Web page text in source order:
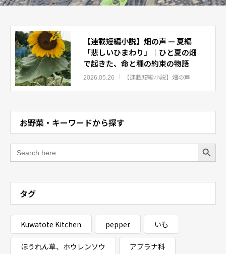
【連載短編小説】畑の声 — 夏編
「悲しいひまわり」｜ひと夏の畑
で起きた、命と種の約束の物語
2026.05.26 【連載短編小説】畑の声
お野菜・キーワードから探す
Search
for:
Search Button
タグ
Kuwatote Kitchen pepper いも
ほうれん草、ホウレンソウ アブラナ科